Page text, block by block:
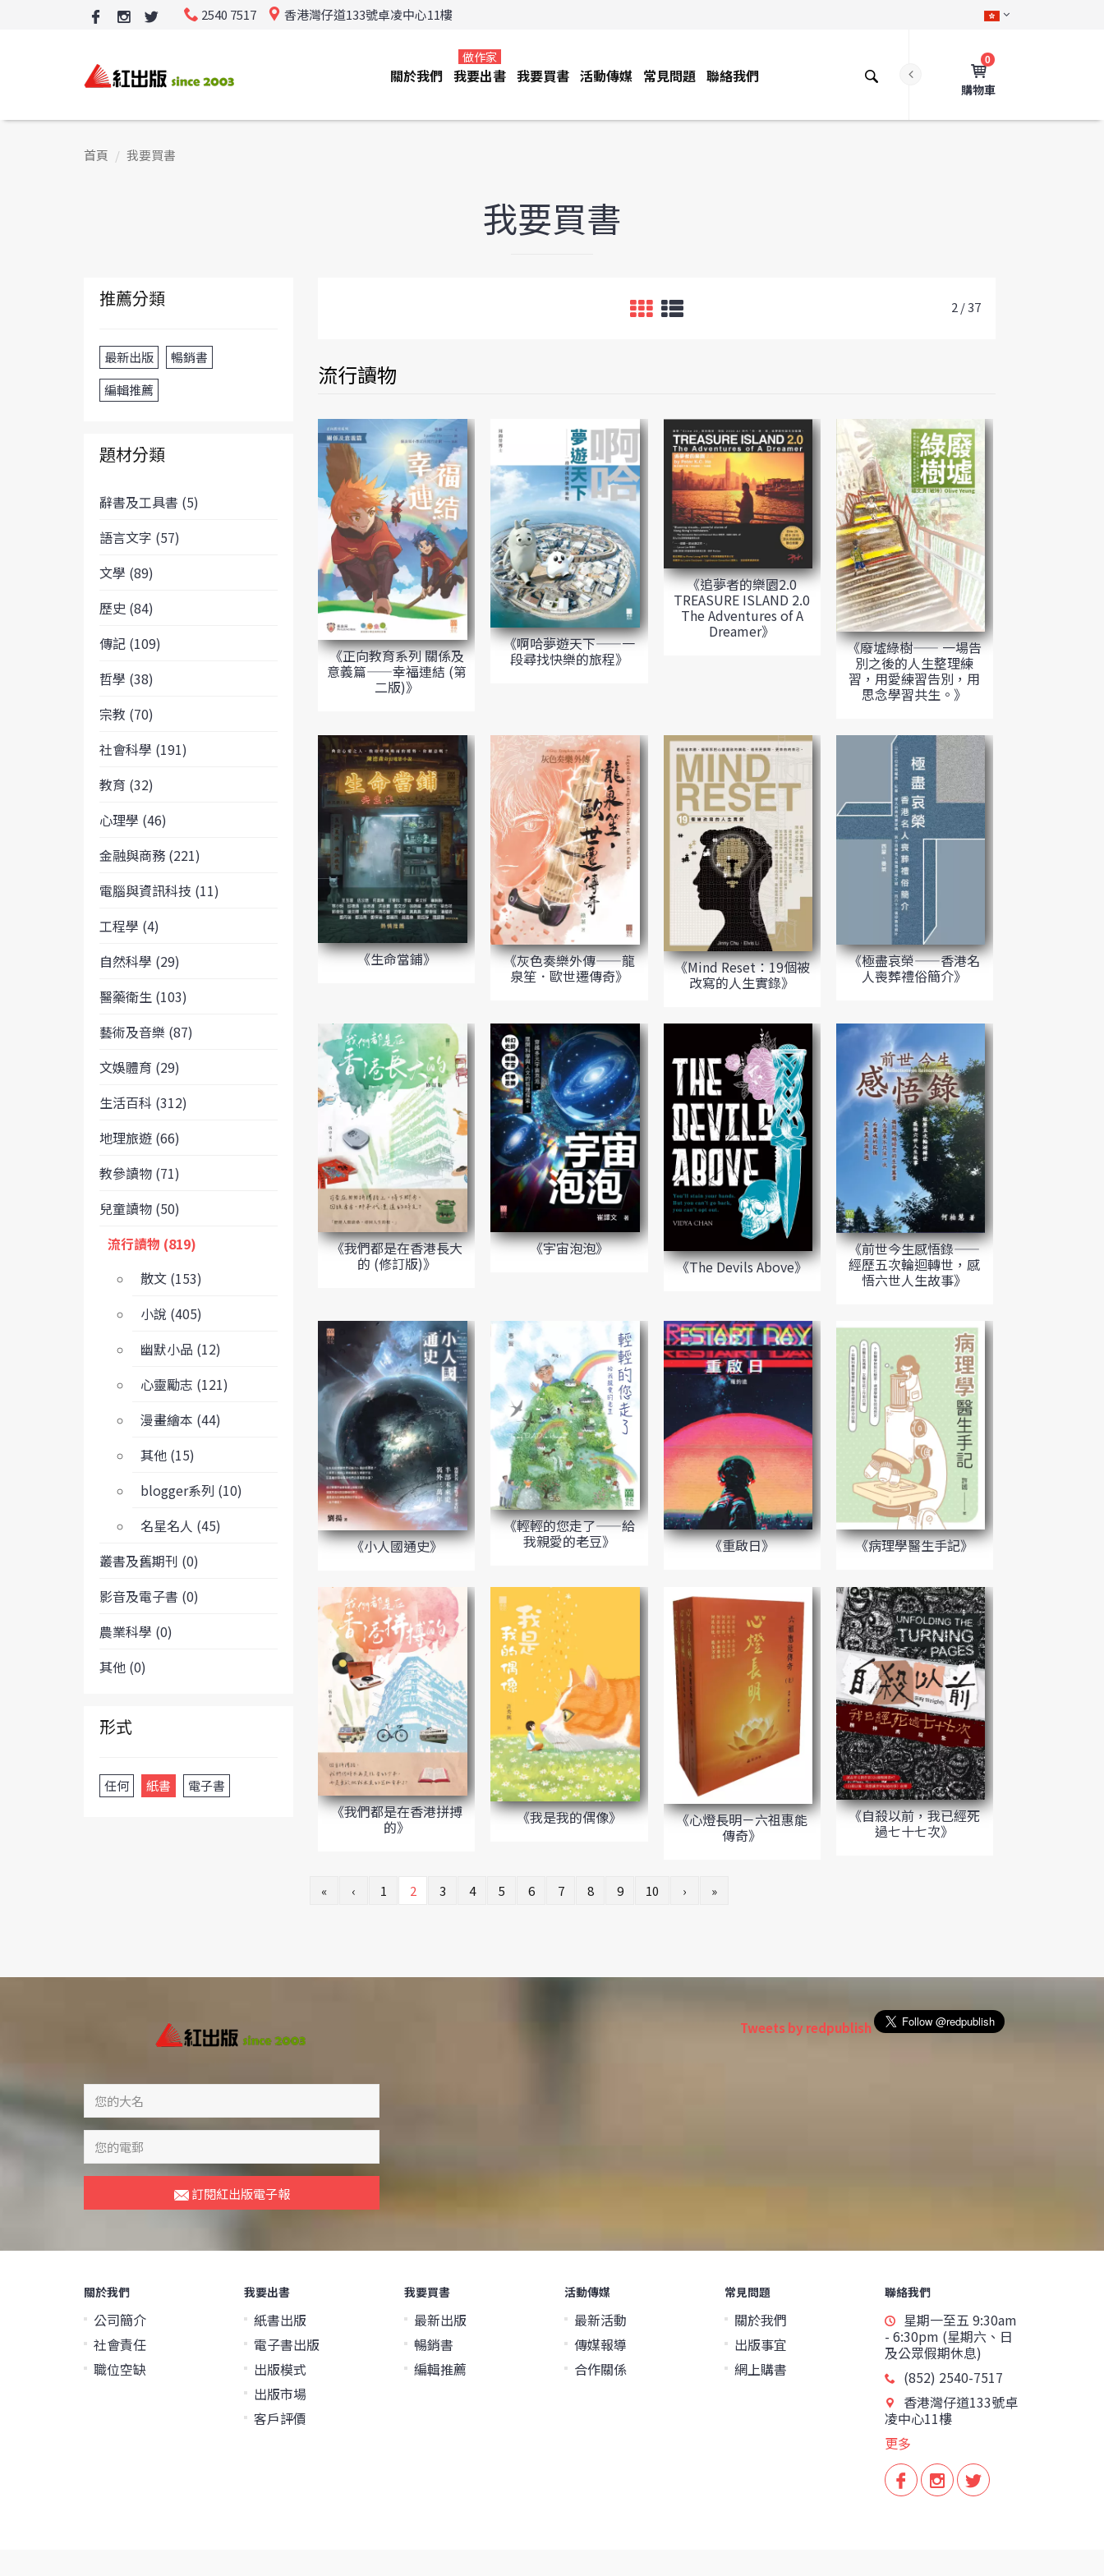
2540 7517 香港灣仔道133號卓凌中心11樓
0
購物車
關於我們 我要出書
做作家
我要買書 活動傳媒 常見問題 聯絡我們
首頁 我要買書
我要買書
推薦分類
最新出版
暢銷書
編輯推薦
題材分類
辭書及工具書 (5)
語言文字 (57)
文學 (89)
歷史 (84)
傳記 (109)
哲學 (38)
宗教 (70)
社會科學 (191)
教育 (32)
心理學 (46)
金融與商務 (221)
電腦與資訊科技 (11)
工程學 (4)
自然科學 (29)
醫藥衛生 (103)
藝術及音樂 (87)
文娛體育 (29)
生活百科 (312)
地理旅遊 (66)
教參讀物 (71)
兒童讀物 (50)
流行讀物 (819)
散文 (153)
小說 (405)
幽默小品 (12)
心靈勵志 (121)
漫畫繪本 (44)
其他 (15)
blogger系列 (10)
名星名人 (45)
叢書及舊期刊 (0)
影音及電子書 (0)
農業科學 (0)
其他 (0)
形式
任何 紙書 電子書
2 / 37
流行讀物
《正向教育系列 關係及
意義篇——幸福連結 (第
二版)》
《啊哈夢遊天下——一
段尋找快樂的旅程》
《追夢者的樂園2.0
TREASURE ISLAND 2.0
The Adventures of A
Dreamer》
《廢墟綠樹—— 一場告
別之後的人生整理練
習，用愛練習告別，用
思念學習共生。》
《生命當鋪》 《灰色奏樂外傳——龍
泉笙．歐世遷傳奇》 《Mind Reset：19個被
改寫的人生實錄》
《極盡哀榮——香港名
人喪葬禮俗簡介》
《我們都是在香港長大
的 (修訂版)》
《宇宙泡泡》
《The Devils Above》
《前世今生感悟錄——
經歷五次輪迴轉世，感
悟六世人生故事》
《小人國通史》
《輕輕的您走了——給
我親愛的老豆》 《重啟日》 《病理學醫生手記》
《我們都是在香港拼搏
的》 《我是我的偶像》 《心燈長明－六祖惠能
傳奇》
《自殺以前，我已經死
過七十七次》
« ‹ 1 2 3 4 5 6 7 8 9 10 › »
訂閱紅出版電子報
Tweets by redpublish
關於我們
公司簡介
社會責任
職位空缺
我要出書
紙書出版
電子書出版
出版模式
出版市場
客戶評價
我要買書
最新出版
暢銷書
編輯推薦
活動傳媒
最新活動
傳媒報導
合作關係
常見問題
關於我們
出版事宜
網上購書
聯絡我們
星期一至五 9:30am
- 6:30pm (星期六、日
及公眾假期休息)
(852) 2540-7517
香港灣仔道133號卓
凌中心11樓
更多